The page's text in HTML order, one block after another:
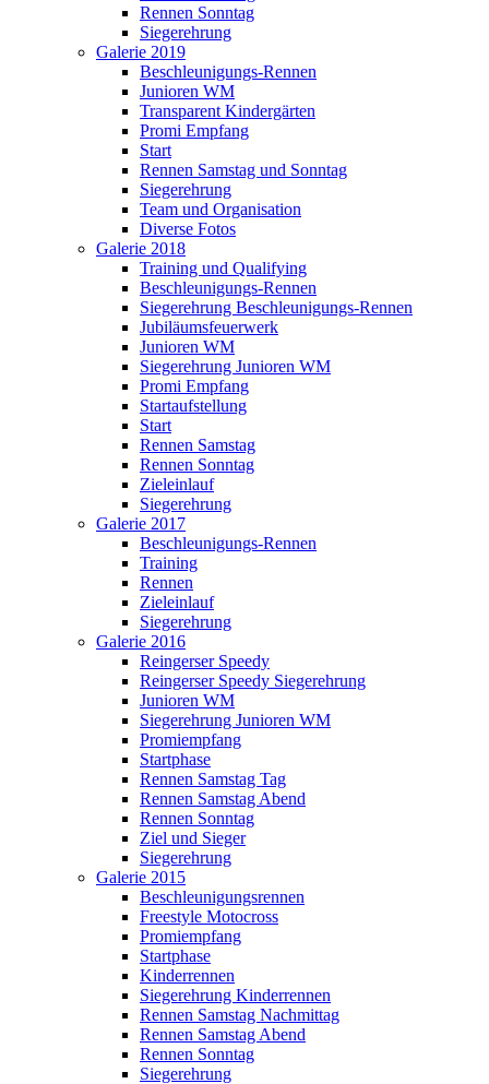
Rennen Sonntag
Siegerehrung
Galerie 2019
Beschleunigungs-Rennen
Junioren WM
Transparent Kindergärten
Promi Empfang
Start
Rennen Samstag und Sonntag
Siegerehrung
Team und Organisation
Diverse Fotos
Galerie 2018
Training und Qualifying
Beschleunigungs-Rennen
Siegerehrung Beschleunigungs-Rennen
Jubiläumsfeuerwerk
Junioren WM
Siegerehrung Junioren WM
Promi Empfang
Startaufstellung
Start
Rennen Samstag
Rennen Sonntag
Zieleinlauf
Siegerehrung
Galerie 2017
Beschleunigungs-Rennen
Training
Rennen
Zieleinlauf
Siegerehrung
Galerie 2016
Reingerser Speedy
Reingerser Speedy Siegerehrung
Junioren WM
Siegerehrung Junioren WM
Promiempfang
Startphase
Rennen Samstag Tag
Rennen Samstag Abend
Rennen Sonntag
Ziel und Sieger
Siegerehrung
Galerie 2015
Beschleunigungsrennen
Freestyle Motocross
Promiempfang
Startphase
Kinderrennen
Siegerehrung Kinderrennen
Rennen Samstag Nachmittag
Rennen Samstag Abend
Rennen Sonntag
Siegerehrung